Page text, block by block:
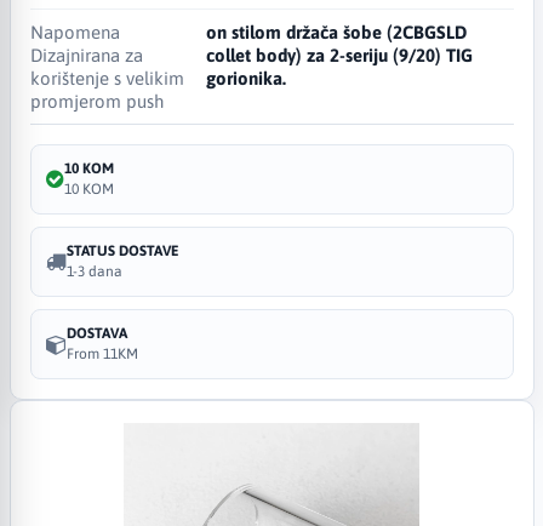
Napomena
Dizajnirana za
korištenje s velikim
promjerom push
on stilom držača šobe (2CBGSLD
collet body) za 2-seriju (9/20) TIG
gorionika.
10 KOM
10 KOM
STATUS DOSTAVE
1-3 dana
DOSTAVA
From 11KM